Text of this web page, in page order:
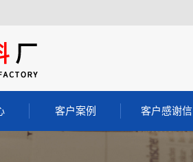
客户案例 客户感谢信